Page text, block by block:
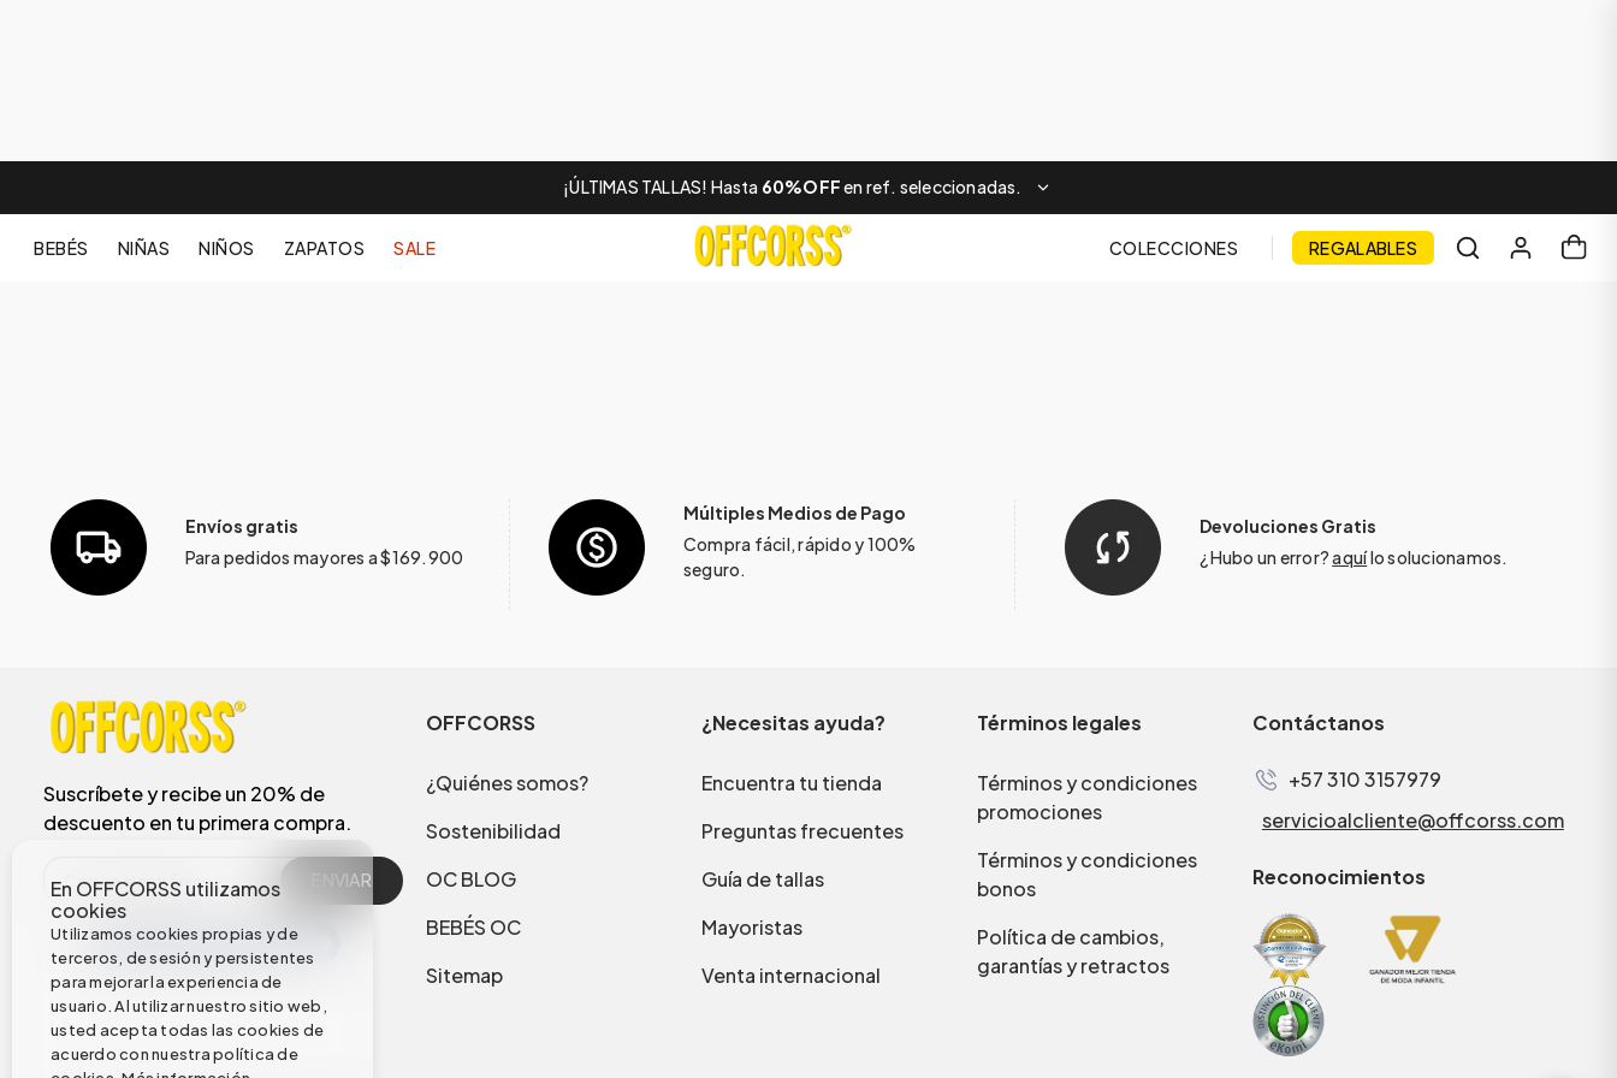
¡ÚLTIMAS TALLAS! Hasta 60%OFFen ref. seleccionadas.
BEBÉS NIÑAS NIÑOS ZAPATOS SALE COLECCIONES REGALABLES
En OFFCORSS utilizamos
cookies
Utilizamos cookies propias y de
terceros, de sesión y persistentes
para mejorar la experiencia de
usuario. Al utilizar nuestro sitio web,
usted acepta todas las cookies de
acuerdo con nuestra política de
Envíos gratis
Para pedidos mayores a $169.900
Múltiples Medios de Pago
Compra fácil, rápido y 100%
seguro.
Devoluciones Gratis
¿Hubo un error?aquílo solucionamos.
Suscríbete y recibe un 20% de
descuento en tu primera compra.
ENVIAR
OFFCORSS
¿Quiénes somos?
Sostenibilidad
OC BLOG
BEBÉS OC
Sitemap
¿Necesitas ayuda?
Encuentra tu tienda
Preguntas frecuentes
Guía de tallas
Mayoristas
Venta internacional
Términos legales
Términos y condiciones
promociones
Términos y condiciones
bonos
Política de cambios,
garantías y retractos
Contáctanos
+57 310 3157979
servicioalcliente@offcorss.com
Reconocimientos